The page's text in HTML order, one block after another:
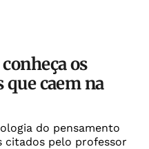
conheça os
caem na
do pensamento
citados pelo professor